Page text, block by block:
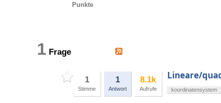
Punkte
1 Frage
1
Stimme
1
Antwort
8.1k
Aufrufe
Lineare/
koordinatensystem